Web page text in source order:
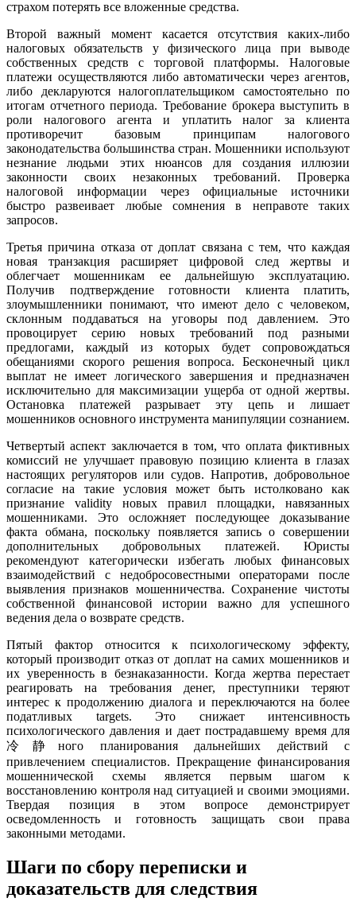
страхом потерять все вложенные средства.
Второй важный момент касается отсутствия каких-либо
налоговых обязательств у физического лица при выводе
собственных средств с торговой платформы. Налоговые
платежи осуществляются либо автоматически через агентов,
либо декларуются налогоплательщиком самостоятельно по
итогам отчетного периода. Требование брокера выступить в
роли налогового агента и уплатить налог за клиента
противоречит базовым принципам налогового
законодательства большинства стран. Мошенники используют
незнание людьми этих нюансов для создания иллюзии
законности своих незаконных требований. Проверка
налоговой информации через официальные источники
быстро развеивает любые сомнения в неправоте таких
запросов.
Третья причина отказа от доплат связана с тем, что каждая
новая транзакция расширяет цифровой след жертвы и
облегчает мошенникам ее дальнейшую эксплуатацию.
Получив подтверждение готовности клиента платить,
злоумышленники понимают, что имеют дело с человеком,
склонным поддаваться на уговоры под давлением. Это
провоцирует серию новых требований под разными
предлогами, каждый из которых будет сопровождаться
обещаниями скорого решения вопроса. Бесконечный цикл
выплат не имеет логического завершения и предназначен
исключительно для максимизации ущерба от одной жертвы.
Остановка платежей разрывает эту цепь и лишает
мошенников основного инструмента манипуляции сознанием.
Четвертый аспект заключается в том, что оплата фиктивных
комиссий не улучшает правовую позицию клиента в глазах
настоящих регуляторов или судов. Напротив, добровольное
согласие на такие условия может быть истолковано как
признание validity новых правил площадки, навязанных
мошенниками. Это осложняет последующее доказывание
факта обмана, поскольку появляется запись о совершении
дополнительных добровольных платежей. Юристы
рекомендуют категорически избегать любых финансовых
взаимодействий с недобросовестными операторами после
выявления признаков мошенничества. Сохранение чистоты
собственной финансовой истории важно для успешного
ведения дела о возврате средств.
Пятый фактор относится к психологическому эффекту,
который производит отказ от доплат на самих мошенников и
их уверенность в безнаказанности. Когда жертва перестает
реагировать на требования денег, преступники теряют
интерес к продолжению диалога и переключаются на более
податливых targets. Это снижает интенсивность
психологического давления и дает пострадавшему время для
冷静ного планирования дальнейших действий с
привлечением специалистов. Прекращение финансирования
мошеннической схемы является первым шагом к
восстановлению контроля над ситуацией и своими эмоциями.
Твердая позиция в этом вопросе демонстрирует
осведомленность и готовность защищать свои права
законными методами.
Шаги по сбору переписки и
доказательств для следствия